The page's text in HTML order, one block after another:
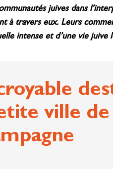
juives dans
à travers eux. Leurs
intense et d’une vie juive
ville de